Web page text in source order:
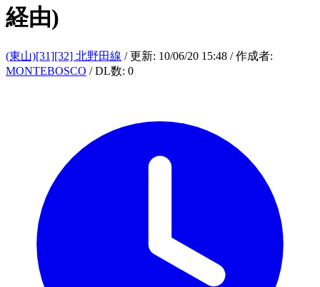
経由)
(東山)[31][32] 北野田線 / 更新: 10/06/20 15:48 / 作成者:
MONTEBOSCO / DL数: 0